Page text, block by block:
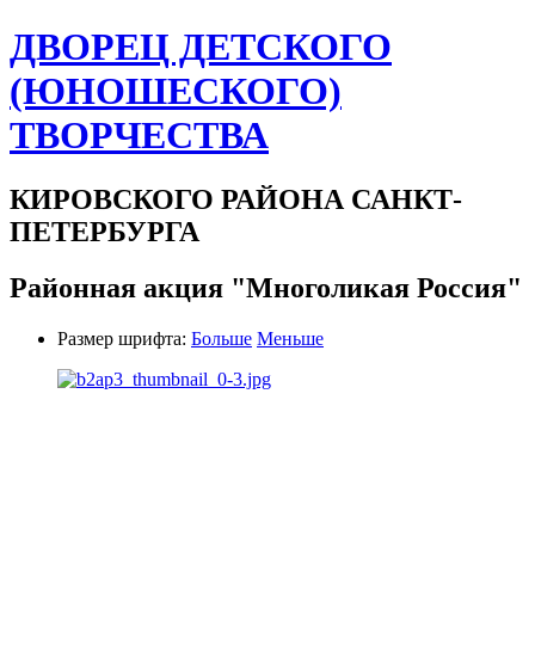
ДВОРЕЦ ДЕТСКОГО
(ЮНОШЕСКОГО)
ТВОРЧЕСТВА
КИРОВСКОГО РАЙОНА САНКТ-
ПЕТЕРБУРГА
Районная акция "Многоликая Россия"
Размер шрифта: Больше Меньше